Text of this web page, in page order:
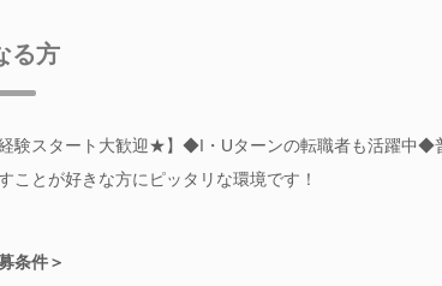
る方
経験スタート大歓迎★】◆I・Uターンの転職者も活躍中◆
ことが好きな方にピッタリな環境です！
条件＞